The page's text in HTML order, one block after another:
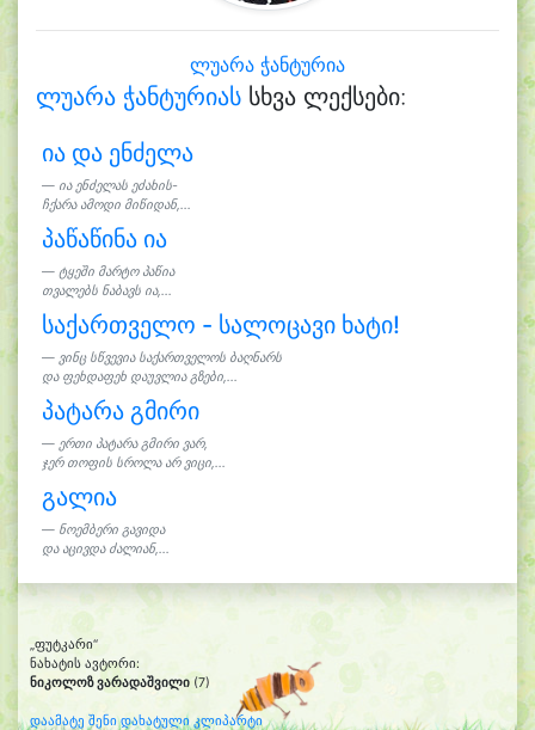
ლუარა ჭანტურია
ლუარა ჭანტურიას სხვა ლექსები:
ია და ენძელა
ია ენძელას ეძახის-
ჩქარა ამოდი მიწიდან,...
პაწაწინა ია
ტყეში მარტო პაწია
თვალებს ნაბავს ია,...
საქართველო - სალოცავი ხატი!
ვინც სწვევია საქართველოს ბაღნარს
და ფეხდაფეხ დაუვლია გზები,...
პატარა გმირი
ერთი პატარა გმირი ვარ,
ჯერ თოფის სროლა არ ვიცი,...
გალია
ნოემბერი გავიდა
და აცივდა ძალიან,...
„ფუტკარი“
ნახატის ავტორი:
ნიკოლოზ ვარადაშვილი (7)
დაამატე შენი დახატული კლიპარტი